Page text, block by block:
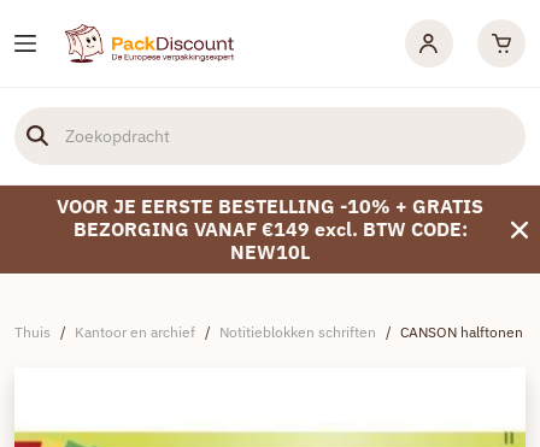
VOOR JE EERSTE BESTELLING -10% + GRATIS
BEZORGING VANAF €149 excl. BTW CODE:
NEW10L
Thuis / Kantoor en archief / Notitieblokken schriften / CANSON halftonen